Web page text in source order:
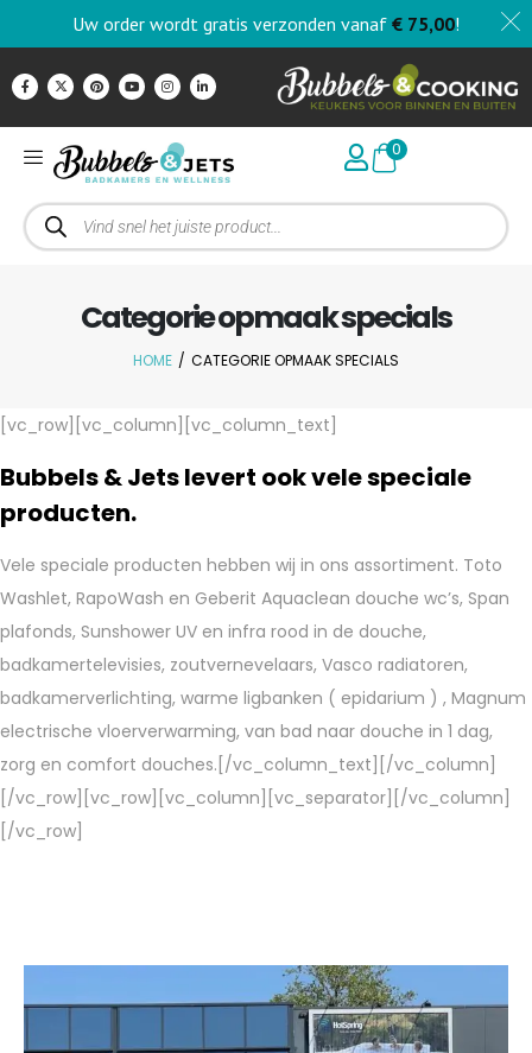
Uw order wordt gratis verzonden vanaf € 75,00!
0
Categorie opmaak specials
HOME / CATEGORIE OPMAAK SPECIALS
[vc_row][vc_column][vc_column_text]
Bubbels & Jets levert ook vele speciale
producten.
Vele speciale producten hebben wij in ons assortiment. Toto
Washlet, RapoWash en Geberit Aquaclean douche wc’s, Span
plafonds, Sunshower UV en infra rood in de douche,
badkamertelevisies, zoutvernevelaars, Vasco radiatoren,
badkamerverlichting, warme ligbanken ( epidarium ) , Magnum
electrische vloerverwarming, van bad naar douche in 1 dag,
zorg en comfort douches.[/vc_column_text][/vc_column]
[/vc_row][vc_row][vc_column][vc_separator][/vc_column]
[/vc_row]